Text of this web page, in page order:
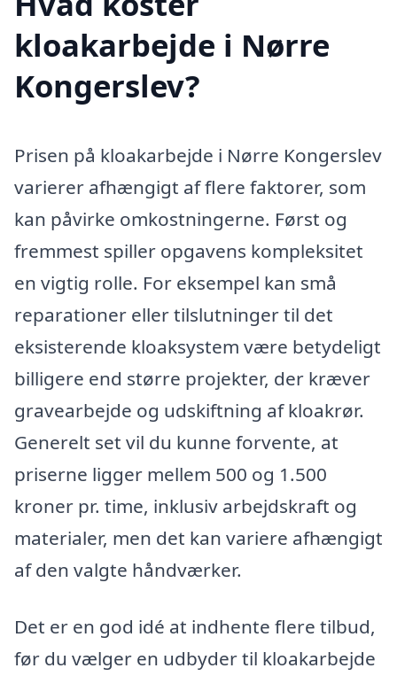
kloakarbejde i Nørre
Kongerslev?
Prisen på kloakarbejde i Nørre Kongerslev
varierer afhængigt af flere faktorer, som
kan påvirke omkostningerne. Først og
fremmest spiller opgavens kompleksitet
en vigtig rolle. For eksempel kan små
reparationer eller tilslutninger til det
eksisterende kloaksystem være betydeligt
billigere end større projekter, der kræver
gravearbejde og udskiftning af kloakrør.
Generelt set vil du kunne forvente, at
priserne ligger mellem 500 og 1.500
kroner pr. time, inklusiv arbejdskraft og
materialer, men det kan variere afhængigt
af den valgte håndværker.
Det er en god idé at indhente flere tilbud,
før du vælger en udbyder til kloakarbejde